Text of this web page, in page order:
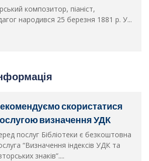
композитор, піаніст,
народився 25 березня 1881 р. У...
скористатися
визначення УДК
послуг Бібліотеки є безкоштовна
“Визначення індексів УДК та
знаків”....